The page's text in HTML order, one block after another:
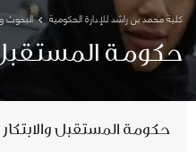
كلية محمد بن راشد للإدارة الحكومية البحوث
حكومة المستقبل
حكومة المستقبل والابتكار